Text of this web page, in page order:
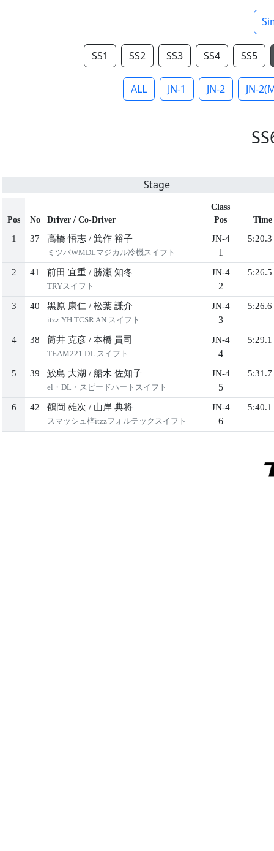
SS1 SS2 SS3 SS4 SS5
ALL JN-1 JN-2 JN-
Stage
Pos No Driver / Co-Driver
Class
Pos
Time
1 37 ⾼橋 悟志 / 箕作 裕⼦
ミツバWMDLマジカル冷機スイフト
JN-4
1
5:20.3
2 41 前⽥ 宜重 / 勝瀬 知冬
TRYスイフト
JN-4
2
5:26.5
3 40 ⿊原 康仁 / 松葉 謙介
itzz YH TCSR AN スイフト
JN-4
3
5:26.6
4 38 筒井 克彦 / 本橋 貴司
TEAM221 DL スイフト
JN-4
4
5:29.1
5 39 鮫島 ⼤湖 / 船⽊ 佐知⼦
el・DL・スピードハートスイフト
JN-4
5
5:31.7
6 42 鶴岡 雄次 / ⼭岸 典将
スマッシュ梓itzzフォルテックスイフト
JN-4
6
5:40.1